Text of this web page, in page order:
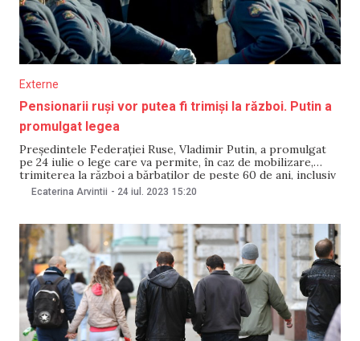
Externe
Pensionarii ruși vor putea fi trimiși la război. Putin a
promulgat legea
Președintele Federației Ruse, Vladimir Putin, a promulgat
pe 24 iulie o lege care va permite, în caz de mobilizare,
trimiterea la război a bărbaților de peste 60 de ani, inclusiv
a celor care s-au pensionat, scrie Agenstvo. Amintim că
Ecaterina Arvintii - 24 iul. 2023 15:20